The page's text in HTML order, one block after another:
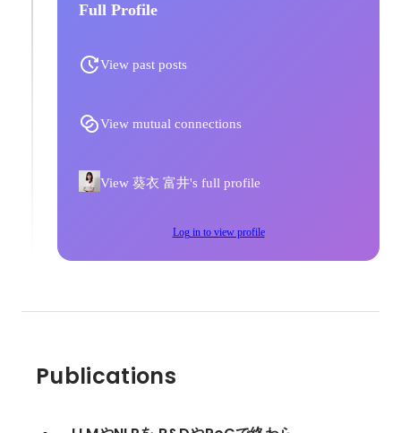
Full Profile
View past posts
View mutual connections
View 葵衣 富井's full profile
Log in to view profile
Publications